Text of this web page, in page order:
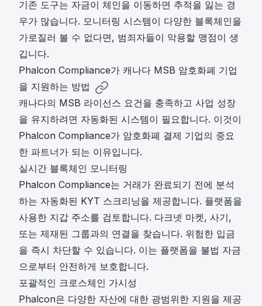
기존 도구는 자금이 체인을 이동하면 추적을 잃는 경
우가 많습니다. 모니터링 시스템이 다양한 블록체인을
가로질러 볼 수 없다면, 범죄자들이 악용할 맹점이 생
깁니다.
Phalcon Compliance가 캐나다 MSB 암호화폐 기업
을 지원하는 방법
캐나다의 MSB 라이선스 요건을 충족하고 사업 성장
을 유지하려면 자동화된 시스템이 필요합니다. 이것이
Phalcon Compliance가 암호화폐 결제 기업의 중요
한 파트너가 되는 이유입니다.
실시간 블록체인 모니터링
Phalcon Compliance는 거래가 완료되기 전에 분석
하는 자동화된 KYT 스크리닝을 제공합니다. 플랫폼을
사용한 지갑 주소를 검토합니다. 다크넷 마켓, 사기,
또는 제재된 그룹과의 연결을 찾습니다. 위험한 입금
을 즉시 차단할 수 있습니다. 이는 플랫폼을 불법 자금
으로부터 안전하게 보호합니다.
포괄적인 크로스체인 가시성
Phalcon은 다양한 자산에 대한 광범위한 지원을 제공